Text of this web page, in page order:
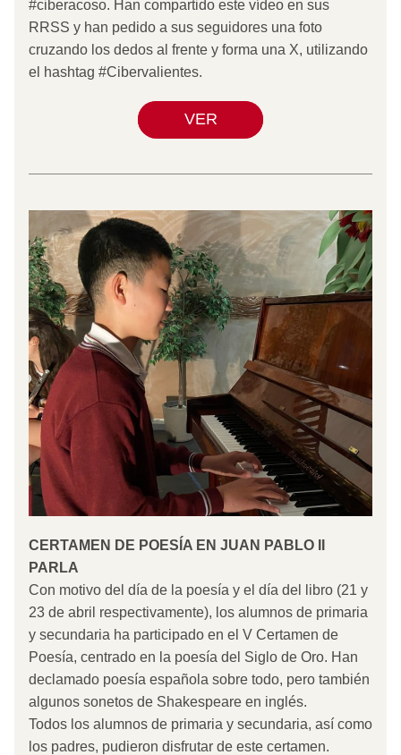
#ciberacoso. Han compartido este vídeo en sus
RRSS y han pedido a sus seguidores una foto
cruzando los dedos al frente y forma una X, utilizando
el hashtag #Cibervalientes.
VER
PARLA
Con motivo del día de la poesía y el día del libro (21 y
23 de abril respectivamente), los alumnos de primaria
y secundaria ha participado en el V Certamen de
Poesía, centrado en la poesía del Siglo de Oro. Han
declamado poesía española sobre todo, pero también
algunos sonetos de Shakespeare en inglés.
Todos los alumnos de primaria y secundaria, así como
los padres, pudieron disfrutar de este certamen.